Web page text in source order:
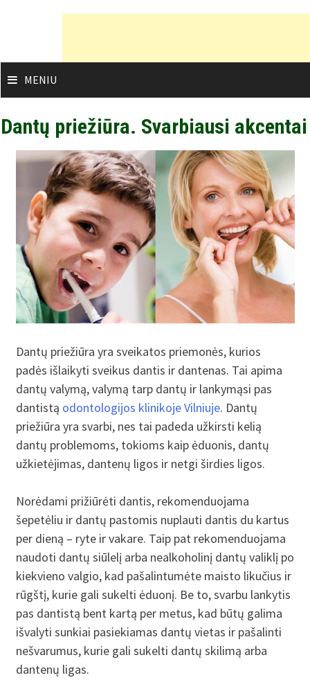
MENIU
Dantų priežiūra. Svarbiausi akcentai
Dantų priežiūra yra sveikatos priemonės, kurios
padės išlaikyti sveikus dantis ir dantenas. Tai apima
dantų valymą, valymą tarp dantų ir lankymąsi pas
dantistą odontologijos klinikoje Vilniuje. Dantų
priežiūra yra svarbi, nes tai padeda užkirsti kelią
dantų problemoms, tokioms kaip ėduonis, dantų
užkietėjimas, dantenų ligos ir netgi širdies ligos.
Norėdami prižiūrėti dantis, rekomenduojama
šepetėliu ir dantų pastomis nuplauti dantis du kartus
per dieną – ryte ir vakare. Taip pat rekomenduojama
naudoti dantų siūlelį arba nealkoholinį dantų valiklį po
kiekvieno valgio, kad pašalintumėte maisto likučius ir
rūgštį, kurie gali sukelti ėduonį. Be to, svarbu lankytis
pas dantistą bent kartą per metus, kad būtų galima
išvalyti sunkiai pasiekiamas dantų vietas ir pašalinti
nešvarumus, kurie gali sukelti dantų skilimą arba
dantenų ligas.